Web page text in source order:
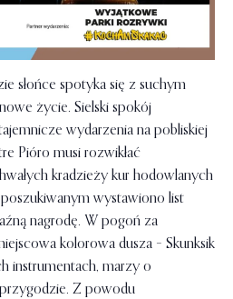
słońce spotyka się z suchym
życie. Sielski spokój
wydarzenia na pobliskiej
Pióro musi rozwikłać
kradzieży kur hodowlanych
wystawiono list
nagrodę. W pogoń za
kolorowa dusza – Skunksik
instrumentach, marzy o
Z powodu